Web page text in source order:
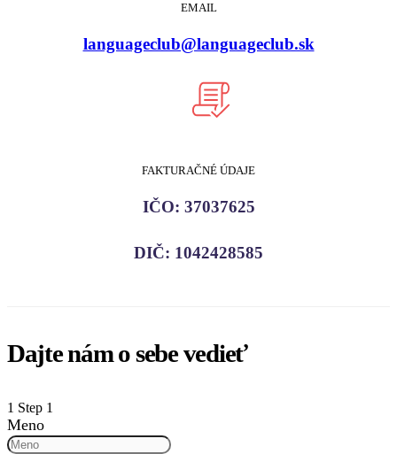
EMAIL
languageclub@languageclub.sk
IČO: 37037625
FAKTURAČNÉ ÚDAJE
DIČ: 1042428585
Dajte nám o sebe vedieť
1 Step 1
Meno